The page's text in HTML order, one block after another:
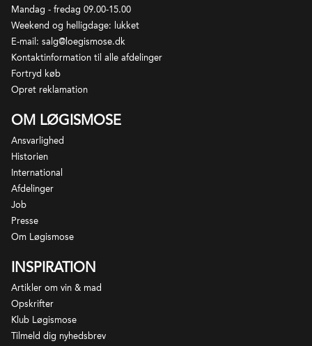
Mandag - fredag 09.00-15.00
Weekend og helligdage: lukket
E-mail: salg@loegismose.dk
Kontaktinformation til alle afdelinger
Fortryd køb
Opret reklamation
OM LØGISMOSE
Ansvarlighed
Historien
International
Afdelinger
Job
Presse
Om Løgismose
INSPIRATION
Artikler om vin & mad
Opskrifter
Klub Løgismose
Tilmeld dig nyhedsbrev